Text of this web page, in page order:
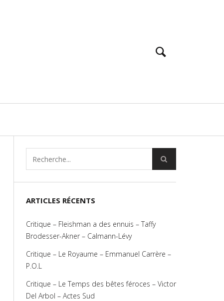
ARTICLES RÉCENTS
Critique – Fleishman a des ennuis – Taffy
Brodesser-Akner – Calmann-Lévy
Critique – Le Royaume – Emmanuel Carrère –
P.O.L
Critique – Le Temps des bêtes féroces – Victor
Del Arbol – Actes Sud